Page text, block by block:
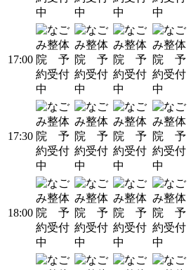
17:00
17:30
18:00